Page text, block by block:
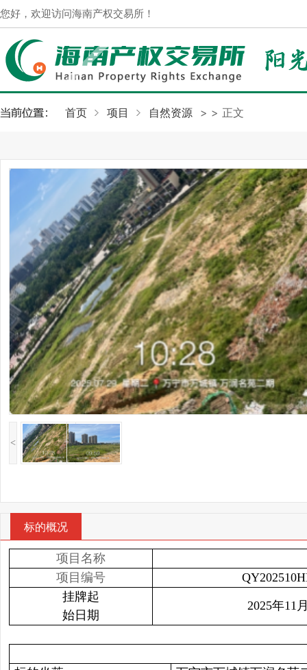
您好，欢迎访问海南产权交易所！
首页 项目 >
自然资源 > 正文
<
标的概况
项目名称
项目编号
挂牌起
始日期
2025年11